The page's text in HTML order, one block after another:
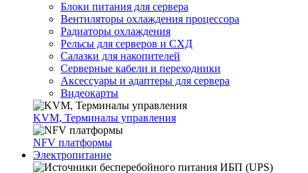
Блоки питания для сервера
Вентиляторы охлаждения процессора
Радиаторы охлаждения
Рельсы для серверов и СХД
Салазки для накопителей
Серверные кабели и переходники
Аксессуары и адаптеры для сервера
Видеокарты
KVM, Терминалы управления
NFV платформы
Электропитание